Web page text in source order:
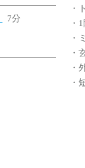
7分
・
・
・
・
・
・